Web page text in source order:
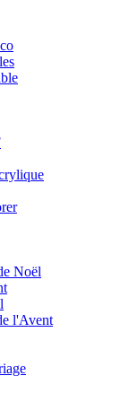
Noël
l'Avent